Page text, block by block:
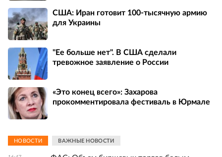
США: Иран готовит 100-тысячную армию
для Украины
"Ее больше нет". В США сделали
тревожное заявление о России
«Это конец всего»: Захарова
прокомментировала фестиваль в Юрмале
НОВОСТИ ВАЖНЫЕ НОВОСТИ